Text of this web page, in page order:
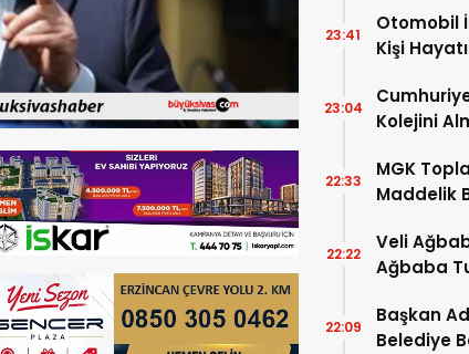
Otomobil
Kişi
23:41
Kolejini
23:04
MGK
Maddelik
22:33
Veli
Ağbaba
22:22
Başkan
Belediye
22:09